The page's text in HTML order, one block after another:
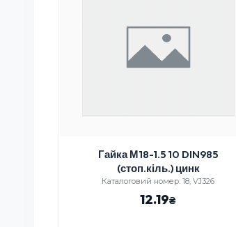
Гайка М18-1.5 10 DIN985
(стоп.кіль.) цинк
Каталоговий номер: 18, VJ326
12.19